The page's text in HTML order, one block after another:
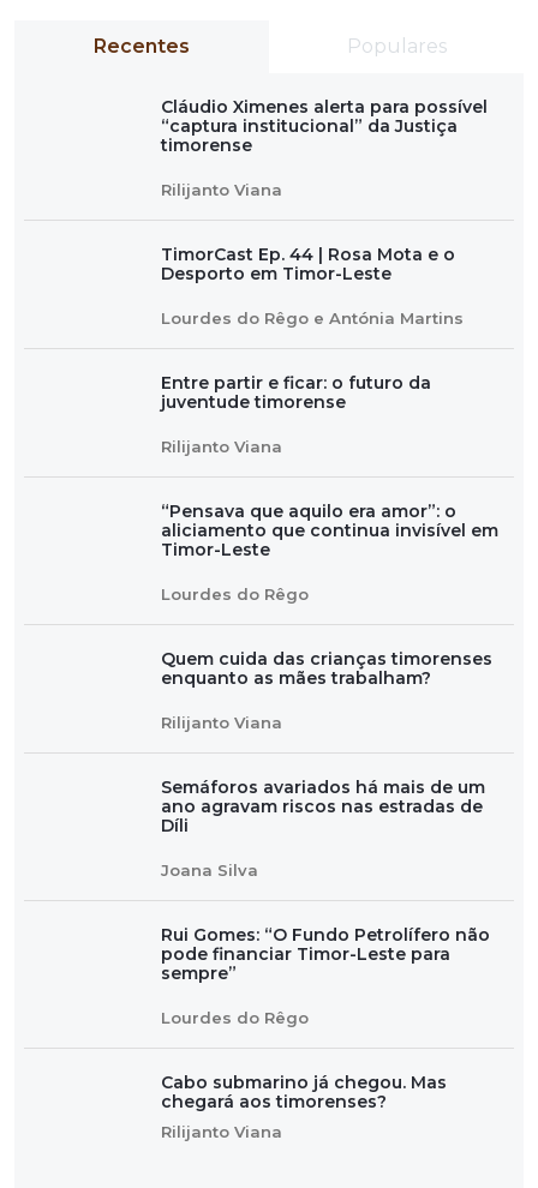
Recentes Populares
Cláudio Ximenes alerta para possível
“captura institucional” da Justiça
timorense
Rilijanto Viana
TimorCast Ep. 44 | Rosa Mota e o
Desporto em Timor-Leste
Lourdes do Rêgo e Antónia Martins
Entre partir e ficar: o futuro da
juventude timorense
Rilijanto Viana
“Pensava que aquilo era amor”: o
aliciamento que continua invisível em
Timor-Leste
Lourdes do Rêgo
Quem cuida das crianças timorenses
enquanto as mães trabalham?
Rilijanto Viana
Semáforos avariados há mais de um
ano agravam riscos nas estradas de
Díli
Joana Silva
Rui Gomes: “O Fundo Petrolífero não
pode financiar Timor-Leste para
sempre”
Lourdes do Rêgo
Cabo submarino já chegou. Mas
chegará aos timorenses?
Rilijanto Viana